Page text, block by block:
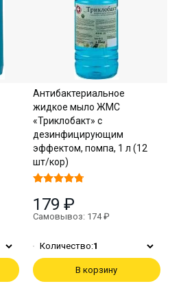
Антибактериальное
жидкое мыло ЖМС
«Триклобакт» с
дезинфицирующим
эффектом, помпа, 1 л (12
шт/кор)
179 ₽
Самовывоз: 174 ₽
Количество:1
В корзину